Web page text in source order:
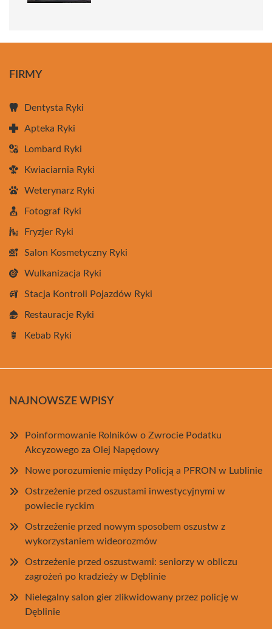
FIRMY
Dentysta Ryki
Apteka Ryki
Lombard Ryki
Kwiaciarnia Ryki
Weterynarz Ryki
Fotograf Ryki
Fryzjer Ryki
Salon Kosmetyczny Ryki
Wulkanizacja Ryki
Stacja Kontroli Pojazdów Ryki
Restauracje Ryki
Kebab Ryki
NAJNOWSZE WPISY
Poinformowanie Rolników o Zwrocie Podatku
Akcyzowego za Olej Napędowy
Nowe porozumienie między Policją a PFRON w Lublinie
Ostrzeżenie przed oszustami inwestycyjnymi w
powiecie ryckim
Ostrzeżenie przed nowym sposobem oszustw z
wykorzystaniem wideorozmów
Ostrzeżenie przed oszustwami: seniorzy w obliczu
zagrożeń po kradzieży w Dęblinie
Nielegalny salon gier zlikwidowany przez policję w
Dęblinie